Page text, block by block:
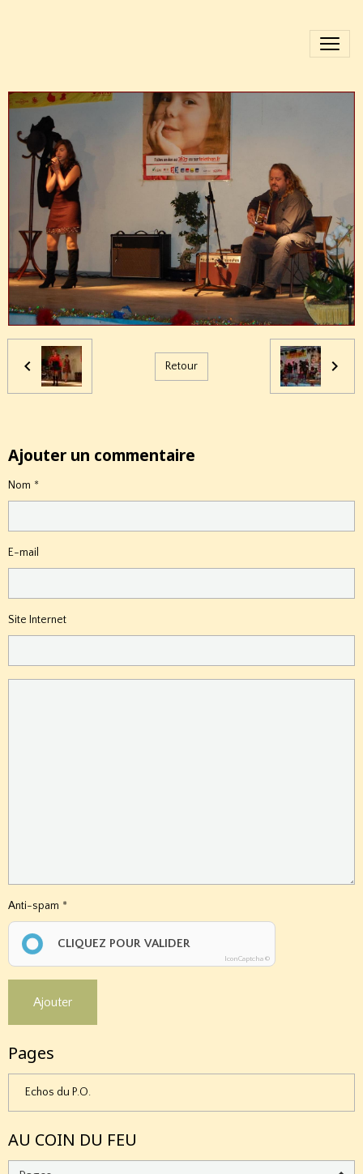
Retour
Ajouter un commentaire
Nom
E-mail
Site Internet
Anti-spam
CLIQUEZ POUR VALIDER
IconCaptcha ©
Ajouter
Pages
Echos du P.O.
AU COIN DU FEU